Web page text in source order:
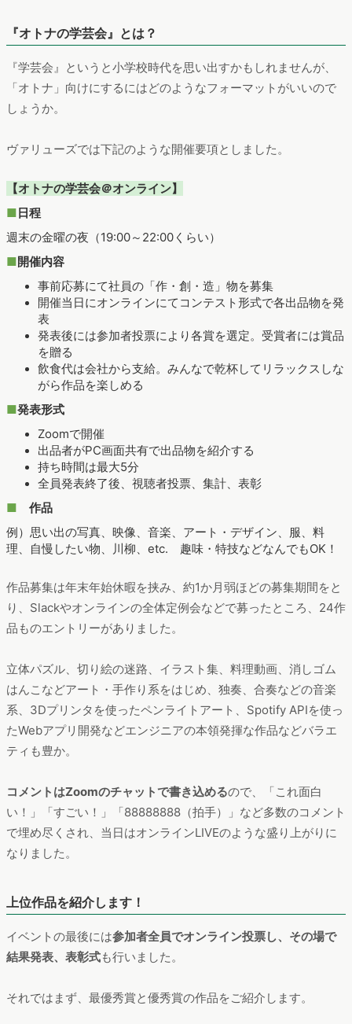
『オトナの学芸会』とは？
『学芸会』というと小学校時代を思い出すかもしれませんが、
「オトナ」向けにするにはどのようなフォーマットがいいので
しょうか。
ヴァリューズでは下記のような開催要項としました。
【オトナの学芸会＠オンライン】
■日程
週末の金曜の夜（19:00～22:00くらい）
■開催内容
事前応募にて社員の「作・創・造」物を募集
開催当日にオンラインにてコンテスト形式で各出品物を発
表
発表後には参加者投票により各賞を選定。受賞者には賞品
を贈る
飲食代は会社から支給。みんなで乾杯してリラックスしな
がら作品を楽しめる
■発表形式
Zoomで開催
出品者がPC画面共有で出品物を紹介する
持ち時間は最大5分
全員発表終了後、視聴者投票、集計、表彰
■ 作品
例）思い出の写真、映像、音楽、アート・デザイン、服、料
理、自慢したい物、川柳、etc. 趣味・特技などなんでもOK！
作品募集は年末年始休暇を挟み、約1か月弱ほどの募集期間をと
り、Slackやオンラインの全体定例会などで募ったところ、24作
品ものエントリーがありました。
立体パズル、切り絵の迷路、イラスト集、料理動画、消しゴム
はんこなどアート・手作り系をはじめ、独奏、合奏などの音楽
系、3Dプリンタを使ったペンライトアート、Spotify APIを使っ
たWebアプリ開発などエンジニアの本領発揮な作品などバラエ
ティも豊か。
コメントはZoomのチャットで書き込めるので、「これ面白
い！」「すごい！」「88888888（拍手）」など多数のコメント
で埋め尽くされ、当日はオンラインLIVEのような盛り上がりに
なりました。
上位作品を紹介します！
イベントの最後には参加者全員でオンライン投票し、その場で
結果発表、表彰式も行いました。
それではまず、最優秀賞と優秀賞の作品をご紹介します。